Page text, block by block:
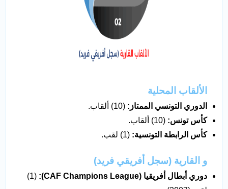
الألقاب المحلية
الدوري التونسي الممتاز : (10) ألقاب.
كأس تونس: (10) ألقاب.
كأس الرابطة التونسية: (1) لقب.
و القارية (سجل أفريقي فريد)
دوري أبطال أفريقيا (CAF Champions League):
(1)